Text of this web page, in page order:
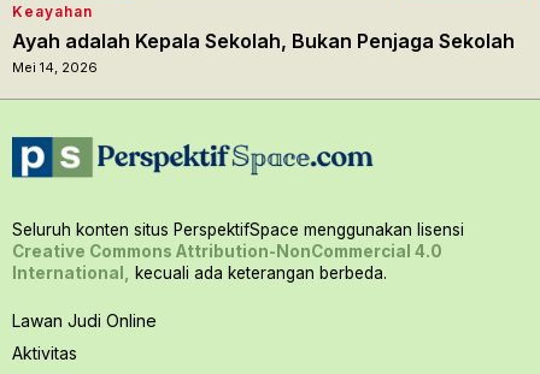
Keayahan
Ayah adalah Kepala Sekolah, Bukan Penjaga Sekolah
Mei 14, 2026
Seluruh konten situs PerspektifSpace menggunakan lisensi
Creative Commons Attribution-NonCommercial 4.0
International,
kecuali ada keterangan berbeda.
Lawan Judi Online
Aktivitas